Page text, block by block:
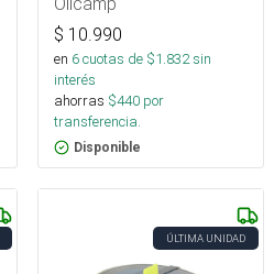
$ 10.990
en 6cuotas de $1.832sin
interés
ahorras $440 por
transferencia.
Disponible
ÚLTIMA UNIDAD